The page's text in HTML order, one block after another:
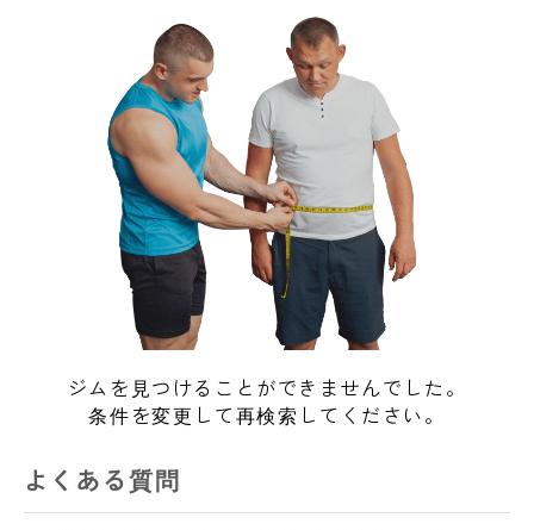
ジムを見つけることができませんでした。
条件を変更して再検索してください。
よくある質問